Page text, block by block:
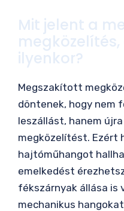
Mit jelent a
ilyenkor?
Megszakított
döntenek, hogy nem
leszállást, hanem
megközelítést. Ezért
hajtóműhangot
emelkedést
fékszárnyak állása is
mechanikus